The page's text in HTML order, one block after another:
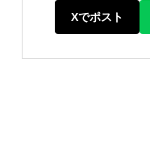
Xでポスト